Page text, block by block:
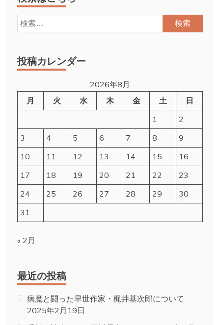
検
索:
投稿カレンダー
2026年8月
月
火 水 木 金 土
日
1
2
3
4 5 6 7 8
9
10
11 12 13 14 15
16
17
18 19 20 21 22
23
24
25 26 27 28 29
30
31
« 2月
最近の投稿
病魔と闘った早世作家・梶井基次郎について
2025年2月19日